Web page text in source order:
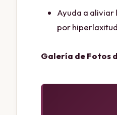
Ayuda a
por
Galería de Fotos